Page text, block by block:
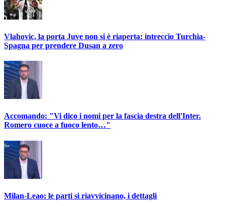
Vlahovic, la porta Juve non si è riaperta: intreccio Turchia-
Spagna per prendere Dusan a zero
Accomando: "Vi dico i nomi per la fascia destra dell'Inter.
Romero cuoce a fuoco lento…"
Milan-Leao: le parti si riavvicinano, i dettagli